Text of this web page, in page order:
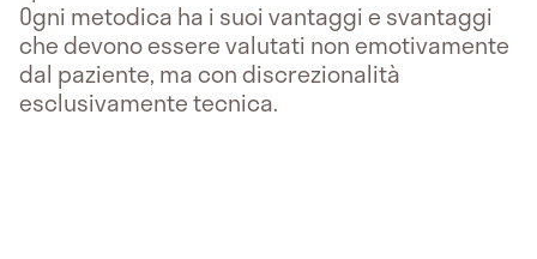
Ogni metodica ha i suoi vantaggi e svantaggi
che devono essere valutati non emotivamente
dal paziente, ma con discrezionalità
esclusivamente tecnica.